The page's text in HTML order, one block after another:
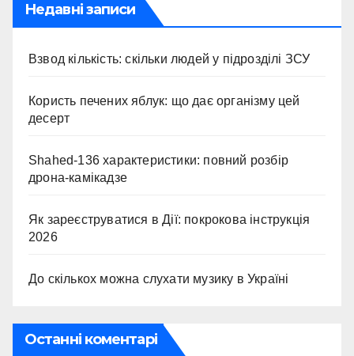
Недавні записи
Взвод кількість: скільки людей у підрозділі ЗСУ
Користь печених яблук: що дає організму цей
десерт
Shahed-136 характеристики: повний розбір
дрона-камікадзе
Як зареєструватися в Дії: покрокова інструкція
2026
До скількох можна слухати музику в Україні
Останні коментарі